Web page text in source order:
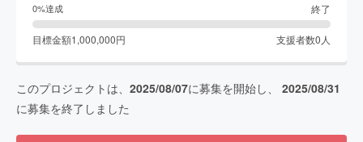
0%達成 終了
目標金額1,000,000円 支援者数0 人
このプロジェクトは、 2025/08/07に募集を開始し、 2025/08/31
に募集を終了しました